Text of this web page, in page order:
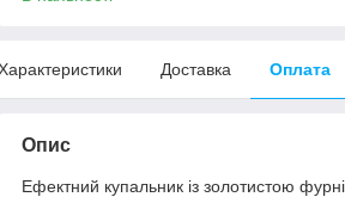
Доставка Оплата
Опис
Ефектний купальник із золотистою